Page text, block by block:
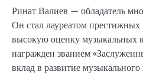
Ринат Валиев — обладатель
Он стал лауреатом
высокую оценку музыкальных
награжден званием
вклад в развитие музыкального